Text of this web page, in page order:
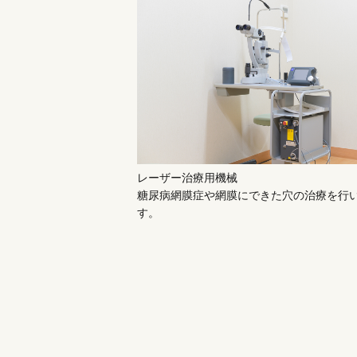
レーザー治療用機械
糖尿病網膜症や網膜にできた穴の治療を行
す。